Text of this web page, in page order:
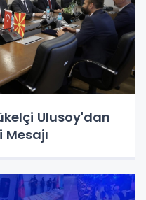
Ulusoy'dan
Mesajı